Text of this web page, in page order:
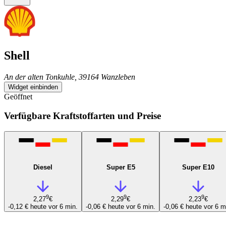
Shell
An der alten Tonkuhle, 39164 Wanzleben
Widget einbinden
Geöffnet
Verfügbare Kraftstoffarten und Preise
Diesel
2,279€
-0,12 € heute vor 6 min.
Super E5
2,299€
-0,06 € heute vor 6 min.
Super E10
2,239€
-0,06 € heute vor 6